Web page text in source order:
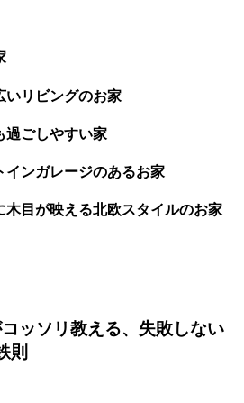
いリビングのお家
過ごしやすい家
インガレージのあるお家
木目が映える北欧スタイルのお家
ッソリ教える、失敗しない
則